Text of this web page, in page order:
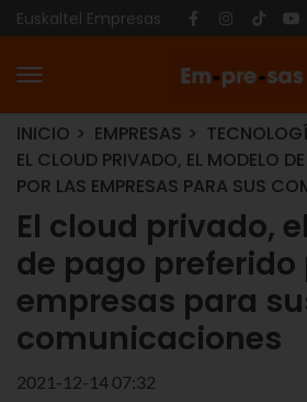
Euskaltel Empresas
INICIO EMPRESAS
EL CLOUD PRIVADO, EL MODELO
POR LAS EMPRESAS PARA SUS
El cloud privado,
de pago preferido
empresas para
comunicaciones
2021-12-14 07:32